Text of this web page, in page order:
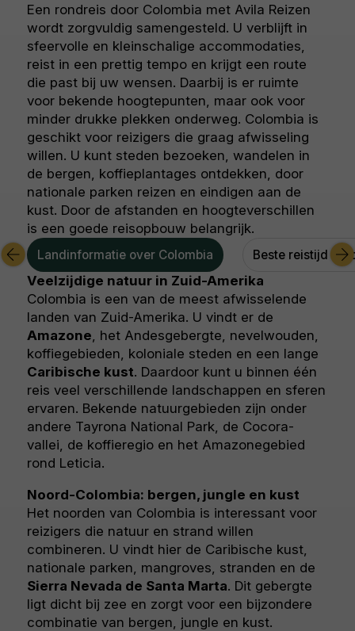
Een rondreis door Colombia met Avila Reizen
wordt zorgvuldig samengesteld. U verblijft in
sfeervolle en kleinschalige accommodaties,
reist in een prettig tempo en krijgt een route
die past bij uw wensen. Daarbij is er ruimte
voor bekende hoogtepunten, maar ook voor
minder drukke plekken onderweg. Colombia is
geschikt voor reizigers die graag afwisseling
willen. U kunt steden bezoeken, wandelen in
de bergen, koffieplantages ontdekken, door
nationale parken reizen en eindigen aan de
kust. Door de afstanden en hoogteverschillen
is een goede reisopbouw belangrijk.
Landinformatie over Colombia Beste reistijd
Veelzijdige natuur in Zuid-Amerika
Colombia is een van de meest afwisselende
landen van Zuid-Amerika. U vindt er de
Amazone , het Andesgebergte, nevelwouden,
koffiegebieden, koloniale steden en een lange
Caribische kust. Daardoor kunt u binnen één
reis veel verschillende landschappen en sferen
ervaren. Bekende natuurgebieden zijn onder
andere Tayrona National Park, de Cocora-
vallei, de koffieregio en het Amazonegebied
rond Leticia.
Noord-Colombia: bergen, jungle en kust
Het noorden van Colombia is interessant voor
reizigers die natuur en strand willen
combineren. U vindt hier de Caribische kust,
nationale parken, mangroves, stranden en de
Sierra Nevada de Santa Marta. Dit gebergte
ligt dicht bij zee en zorgt voor een bijzondere
combinatie van bergen, jungle en kust.